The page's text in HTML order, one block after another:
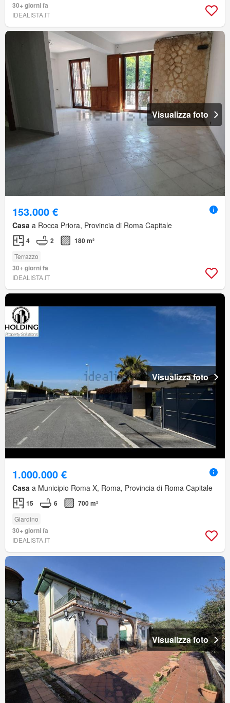
30+ giorni fa
IDEALISTA.IT
Visualizza foto
153.000 €
Casa a Rocca Priora, Provincia di Roma Capitale
4 2 180 m²
Terrazzo
30+ giorni fa
IDEALISTA.IT
Visualizza foto
1.000.000 €
Casa a Municipio Roma X, Roma, Provincia di Roma Capitale
15 6 700 m²
Giardino
30+ giorni fa
IDEALISTA.IT
Visualizza foto